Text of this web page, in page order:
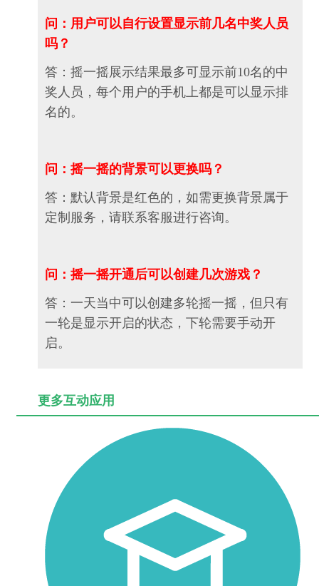
问：用户可以自行设置显示前几名中奖人员
吗？
答：摇一摇展示结果最多可显示前10名的中
奖人员，每个用户的手机上都是可以显示排
名的。
问：摇一摇的背景可以更换吗？
答：默认背景是红色的，如需更换背景属于
定制服务，请联系客服进行咨询。
问：摇一摇开通后可以创建几次游戏？
答：一天当中可以创建多轮摇一摇，但只有
一轮是显示开启的状态，下轮需要手动开
启。
更多互动应用